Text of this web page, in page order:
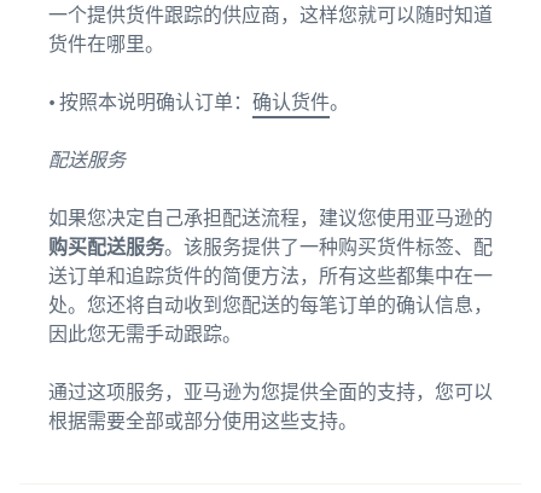
一个提供货件跟踪的供应商，这样您就可以随时知道
货件在哪里。
• 按照本说明确认订单： 确认货件。
配送服务
如果您决定自己承担配送流程，建议您使用亚马逊的
购买配送服务。该服务提供了一种购买货件标签、配
送订单和追踪货件的简便方法，所有这些都集中在一
处。您还将自动收到您配送的每笔订单的确认信息，
因此您无需手动跟踪。
通过这项服务，亚马逊为您提供全面的支持，您可以
根据需要全部或部分使用这些支持。